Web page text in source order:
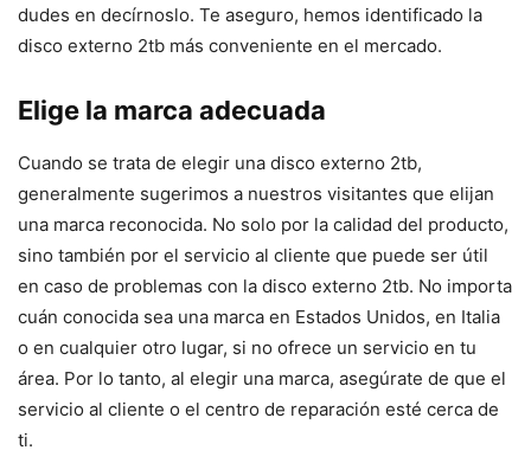
dudes en decírnoslo. Te aseguro, hemos identificado la
disco externo 2tb más conveniente en el mercado.
Elige la marca adecuada
Cuando se trata de elegir una disco externo 2tb,
generalmente sugerimos a nuestros visitantes que elijan
una marca reconocida. No solo por la calidad del producto,
sino también por el servicio al cliente que puede ser útil
en caso de problemas con la disco externo 2tb. No importa
cuán conocida sea una marca en Estados Unidos, en Italia
o en cualquier otro lugar, si no ofrece un servicio en tu
área. Por lo tanto, al elegir una marca, asegúrate de que el
servicio al cliente o el centro de reparación esté cerca de
ti.